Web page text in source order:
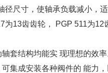
尺寸，使轴承负载减小，
为13齿齿轮， PGP 511为
套结构均能实 现理想的效率
集成安装各种阀件的 能力